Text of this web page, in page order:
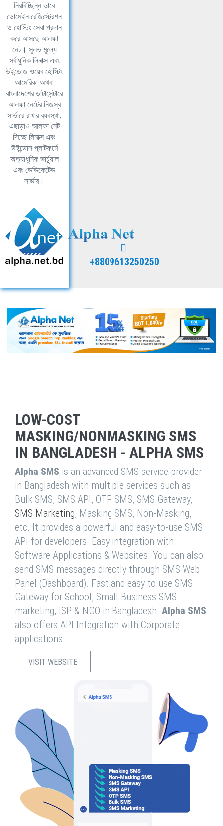
নিরবিচ্ছিন্ন ভাবে
ডোমেইন রেজিস্ট্রেশন
ও হোস্টিং সেবা প্রদান
করে আসছে আলফা
নেট। সুলভ মূল্যে
সর্বাধুনিক লিনাক্স এবং
উইন্ডোজ ওয়েব হোস্টিং
আমেরিকা অথবা
বাংলাদেশের ডাটাসেন্টারে
আলফা নেটের নিজস্ব
সার্ভারে রাখার ব্যবস্থা,
এছাড়াও আলফা নেট
দিচ্ছে লিনাক্স এবং
উইন্ডোস প্লাটফর্মে
অত্যাধুনিক ভার্চুয়াল
এবং ডেডিকেটেড
সার্ভার।
+8809613250250
LOW-COST
MASKING/NONMASKING SMS
IN BANGLADESH - ALPHA SMS
Alpha SMS is an advanced SMS service provider
in Bangladesh with multiple services such as
Bulk SMS, SMS API, OTP SMS, SMS Gateway,
SMS Marketing, Masking SMS, Non-Masking,
etc. It provides a powerful and easy-to-use SMS
API for developers. Easy integration with
Software Applications & Websites. You can also
send SMS messages directly through SMS Web
Panel (Dashboard). Fast and easy to use SMS
Gateway for School, Small Business SMS
marketing, ISP & NGO in Bangladesh. Alpha SMS
also offers API Integration with Corporate
applications.
VISIT WEBSITE